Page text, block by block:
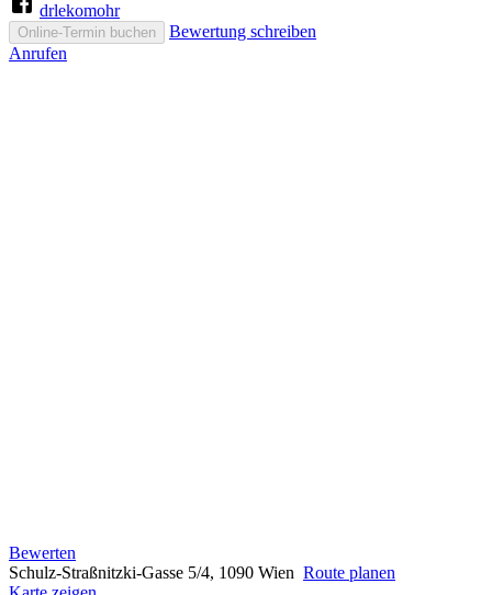
drlekomohr
Online-Termin buchen
Bewertung schreiben
Anrufen
Bewerten
Schulz-Straßnitzki-Gasse 5/4, 1090 Wien Route planen